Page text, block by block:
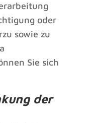
oder
sowie zu
Sie sich
der